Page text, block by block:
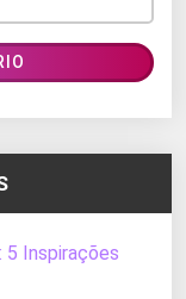
5 Inspirações